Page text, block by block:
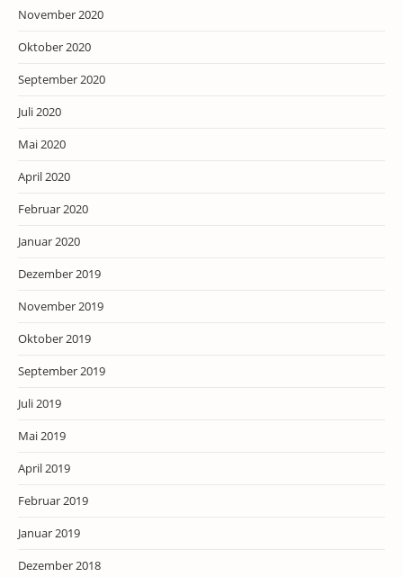
November 2020
Oktober 2020
September 2020
Juli 2020
Mai 2020
April 2020
Februar 2020
Januar 2020
Dezember 2019
November 2019
Oktober 2019
September 2019
Juli 2019
Mai 2019
April 2019
Februar 2019
Januar 2019
Dezember 2018